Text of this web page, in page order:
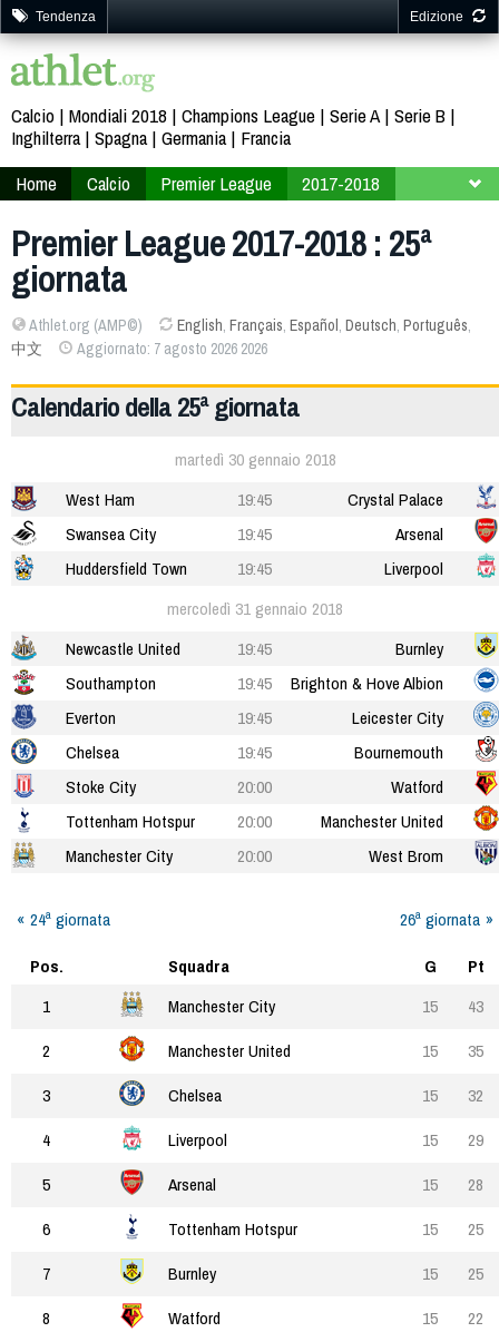
Tendenza Edizione
Calcio Mondiali 2018 Champions League Serie A Serie B
Inghilterra Spagna Germania
Francia
Home
Calcio Premier League
2017-2018
Premier League 2017-2018 : 25ª
giornata
Athlet.org (AMP©) English, Français, Español, Deutsch, Português,
中文
Aggiornato: 7 agosto 2026 2026
Calendario della 25ª giornata
martedì 30 gennaio 2018
West Ham
19:45
Crystal Palace
Swansea City
19:45
Arsenal
Huddersfield Town
19:45
Liverpool
mercoledì 31 gennaio 2018
Newcastle United
19:45
Burnley
Southampton
19:45
Brighton & Hove Albion
Everton
19:45
Leicester City
Chelsea
19:45
Bournemouth
Stoke City
20:00
Watford
Tottenham Hotspur
20:00
Manchester United
Manchester City
20:00 West Brom
24ª giornata 26ª giornata
Pos. Squadra G
Pt
1
Manchester City 15
43
2
Manchester United 15
35
3
Chelsea 15
32
4
Liverpool 15
29
5
Arsenal 15
28
6
Tottenham Hotspur 15
25
7
Burnley 15
25
8
Watford 15
22